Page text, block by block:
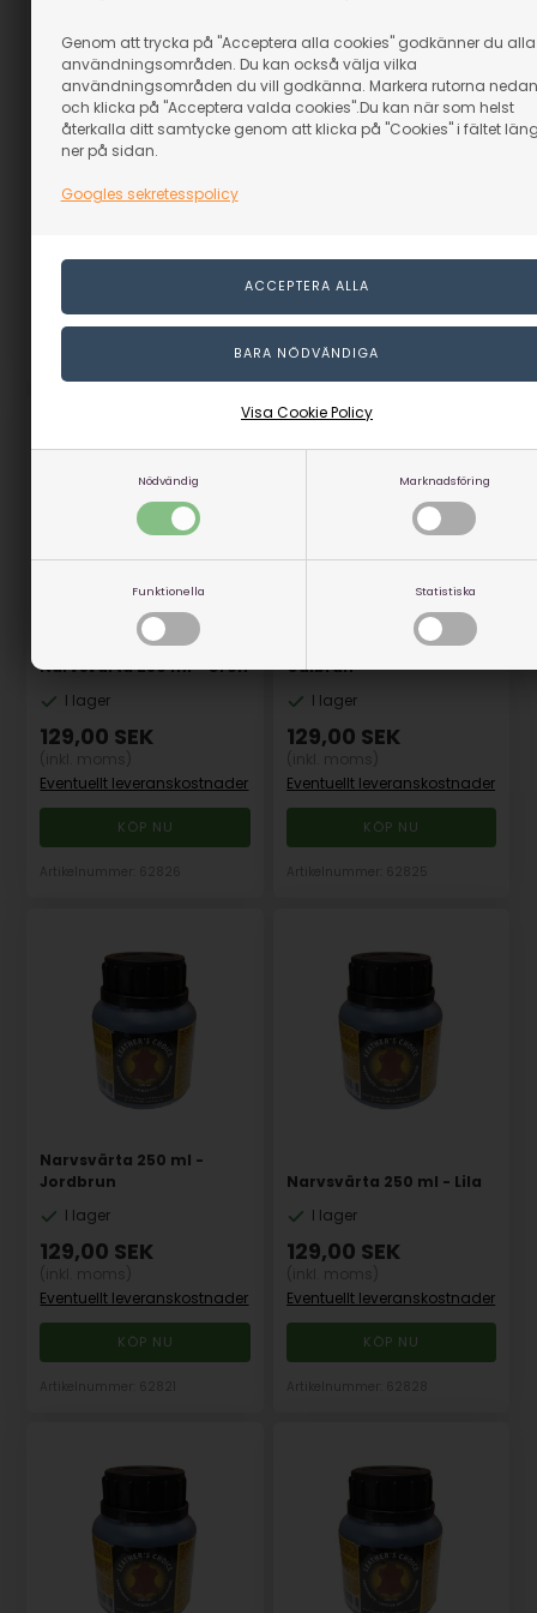
Genom att trycka på "Acceptera alla cookies" godkänner du alla
användningsområden. Du kan också välja vilka
användningsområden du vill godkänna. Markera rutorna nedan
och klicka på "Acceptera valda cookies".Du kan när som helst
återkalla ditt samtycke genom att klicka på "Cookies" i fältet
ner på sidan.
Googles sekretesspolicy
Nödvändig Marknadsföring
Funktionella Statistiska
Visa Cookie Policy
Narvsvärta 250 ml - Tan
I lager
Eventuellt leveranskostnader
Artikelnummer: 62827
Narvsvärta 250 ml - Grön
I lager
129,00 SEK
Eventuellt leveranskostnader
Narvsvärta 250 ml -
Gulbrun
I lager
129,00 SEK
Eventuellt leveranskostnader
Narvsvärta 250 ml -
Jordbrun
I lager
129,00 SEK
Eventuellt leveranskostnader
Narvsvärta 250 ml - Lila
I lager
129,00 SEK
Eventuellt leveranskostnader